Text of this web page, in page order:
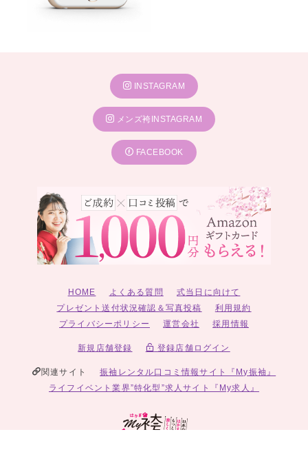
INSTAGRAM
メンズ袴INSTAGRAM
FACEBOOK
HOME よくある質問
式当日に向けて
プレゼント送付状況確認＆写真投稿
利用規約
プライバシーポリシー
運営会社 採用情報
新規店舗登録 登録店舗ログイン
関連サイト
振袖レンタル口コミ情報サイト『My振袖』
ライフイベント業界”特化型”求人サイト『My求人』